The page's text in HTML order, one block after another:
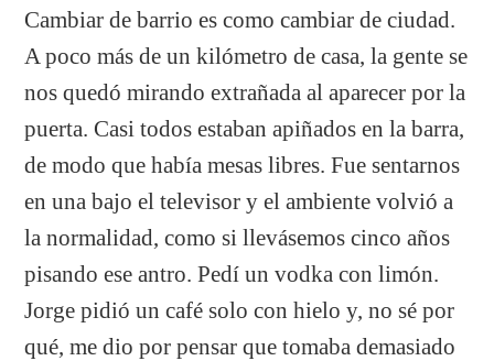
Cambiar de barrio es como cambiar de ciudad.
A poco más de un kilómetro de casa, la gente se
nos quedó mirando extrañada al aparecer por la
puerta. Casi todos estaban apiñados en la barra,
de modo que había mesas libres. Fue sentarnos
en una bajo el televisor y el ambiente volvió a
la normalidad, como si llevásemos cinco años
pisando ese antro. Pedí un vodka con limón.
Jorge pidió un café solo con hielo y, no sé por
qué, me dio por pensar que tomaba demasiado